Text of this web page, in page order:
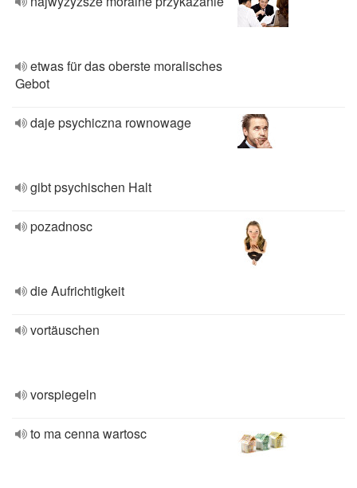
etwas für das oberste moralisches
Gebot
daje psychiczna rownowage
gibt psychischen Halt
pozadnosc
die Aufrichtigkeit
vortäuschen
vorspiegeln
to ma cenna wartosc